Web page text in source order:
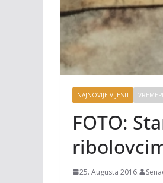
NAJNOVIJE VIJESTI
FOTO:
25. Augusta 2016.